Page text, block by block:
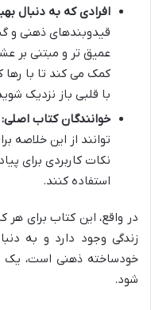
افرادی که به دنبال
قیدوبندهای ذهنی و
عمیق تر و مبتنی بر
کمک می کند تا با
با قلبی باز نزدیک
خوانندگان کتاب اصلی:
توانند از این خلاصه
نکات کاربردی برای
استفاده کنند.
در واقع، این کتاب برای
زندگی وجود دارد و به
خودساخته ذهنی است،
شود.